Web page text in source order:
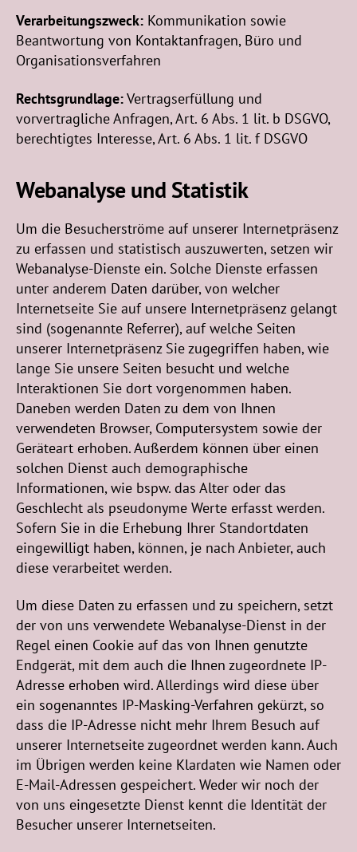
Verarbeitungszweck: Kommunikation sowie
Beantwortung von Kontaktanfragen, Büro und
Organisationsverfahren
Rechtsgrundlage:Vertragserfüllung und
vorvertragliche Anfragen, Art. 6 Abs. 1 lit. b DSGVO,
berechtigtes Interesse, Art. 6 Abs. 1 lit. f DSGVO
Webanalyse und Statistik
Um die Besucherströme auf unserer Internetpräsenz
zu erfassen und statistisch auszuwerten, setzen wir
Webanalyse-Dienste ein. Solche Dienste erfassen
unter anderem Daten darüber, von welcher
Internetseite Sie auf unsere Internetpräsenz gelangt
sind (sogenannte Referrer), auf welche Seiten
unserer Internetpräsenz Sie zugegriffen haben, wie
lange Sie unsere Seiten besucht und welche
Interaktionen Sie dort vorgenommen haben.
Daneben werden Daten zu dem von Ihnen
verwendeten Browser, Computersystem sowie der
Geräteart erhoben. Außerdem können über einen
solchen Dienst auch demographische
Informationen, wie bspw. das Alter oder das
Geschlecht als pseudonyme Werte erfasst werden.
Sofern Sie in die Erhebung Ihrer Standortdaten
eingewilligt haben, können, je nach Anbieter, auch
diese verarbeitet werden.
Um diese Daten zu erfassen und zu speichern, setzt
der von uns verwendete Webanalyse-Dienst in der
Regel einen Cookie auf das von Ihnen genutzte
Endgerät, mit dem auch die Ihnen zugeordnete IP-
Adresse erhoben wird. Allerdings wird diese über
ein sogenanntes IP-Masking-Verfahren gekürzt, so
dass die IP-Adresse nicht mehr Ihrem Besuch auf
unserer Internetseite zugeordnet werden kann. Auch
im Übrigen werden keine Klardaten wie Namen oder
E-Mail-Adressen gespeichert. Weder wir noch der
von uns eingesetzte Dienst kennt die Identität der
Besucher unserer Internetseiten.